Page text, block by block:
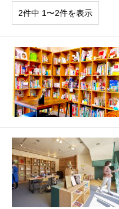
2件中 1〜2件を表示